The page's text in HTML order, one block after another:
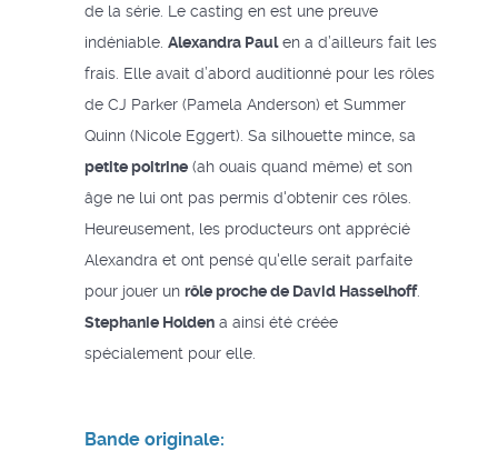
de la série. Le casting en est une preuve
indéniable. Alexandra Paulen a d’ailleurs fait les
frais. Elle avait d’abord auditionné pour les rôles
de CJ Parker (Pamela Anderson) et Summer
Quinn (Nicole Eggert). Sa silhouette mince, sa
petite poitrine(ah ouais quand même) et son
âge ne lui ont pas permis d'obtenir ces rôles.
Heureusement, les producteurs ont apprécié
Alexandra et ont pensé qu'elle serait parfaite
pour jouer un rôle proche de David Hasselhoff.
Stephanie Holdena ainsi été créée
spécialement pour elle.
Bande originale: